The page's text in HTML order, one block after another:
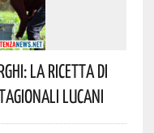
La Ricetta Di
Lucani